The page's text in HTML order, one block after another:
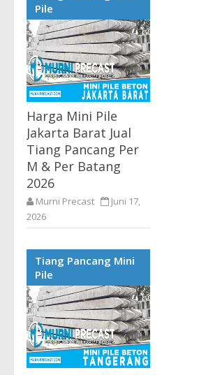
Beton Terbaru 2026 Harga
Tiang Pancang Jakarta
Pusat - Kami Murni...
Pile
Harga Mini Pile
Jakarta Barat Jual
Tiang Pancang Per
M & Per Batang
2026
Murni Precast
Juni 17,
2026
Barat Terlengkap Supplier
Precast Tiang Pancang
Beton Terbaru 2026 Harga
Tiang Pancang Jakarta
Barat - Kami Murni...
Tiang Pancang Mini
Pile